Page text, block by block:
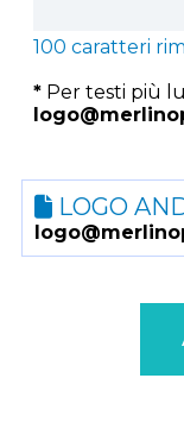
100 caratteri
* Per testi più
LOGO